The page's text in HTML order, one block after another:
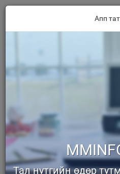
Апп
Тал нутгийн өдөр